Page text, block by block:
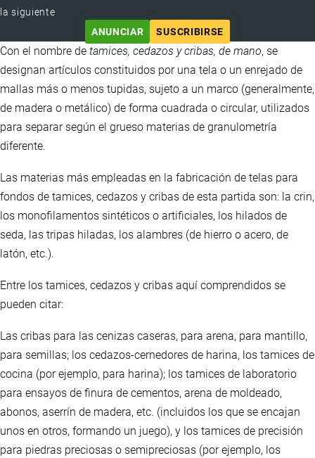
la siguiente
ANUNCIAR
SUSCRIBIRSE
Con el nombre de tamices, cedazos y cribas, de mano, se
designan artículos constituidos por una tela o un enrejado de
mallas más o menos tupidas, sujeto a un marco (generalmente,
de madera o metálico) de forma cuadrada o circular, utilizados
para separar según el grueso materias de granulometría
diferente.
Las materias más empleadas en la fabricación de telas para
fondos de tamices, cedazos y cribas de esta partida son: la crin,
los monofilamentos sintéticos o artificiales, los hilados de
seda, las tripas hiladas, los alambres (de hierro o acero, de
latón, etc.).
Entre los tamices, cedazos y cribas aquí comprendidos se
pueden citar:
Las cribas para las cenizas caseras, para arena, para mantillo,
para semillas; los cedazos-cernedores de harina, los tamices de
cocina (por ejemplo, para harina); los tamices de laboratorio
para ensayos de finura de cementos, arena de moldeado,
abonos, aserrín de madera, etc. (incluidos los que se encajan
unos en otros, formando un juego), y los tamices de precisión
para piedras preciosas o semipreciosas (por ejemplo, los